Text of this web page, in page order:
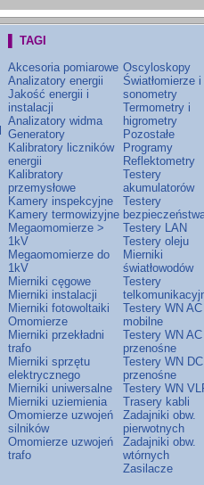
▌ TAGI
Akcesoria pomiarowe
Analizatory energii
Jakość energii i
instalacji
Analizatory widma
Generatory
Kalibratory liczników
energii
Kalibratory
przemysłowe
Kamery inspekcyjne
Kamery termowizyjne
Megaomomierze >
1kV
Megaomomierze do
1kV
Mierniki cęgowe
Mierniki instalacji
Mierniki fotowoltaiki
Omomierze
Mierniki przekładni
trafo
Mierniki sprzętu
elektrycznego
Mierniki uniwersalne
Mierniki uziemienia
Omomierze uzwojeń
silników
Omomierze uzwojeń
trafo
Oscyloskopy
Światłomierze i
sonometry
Termometry i
higrometry
Pozostałe
Programy
Reflektometry
Testery
akumulatorów
Testery
Testery LAN
Testery oleju
Mierniki
światłowodów
Testery
Testery WN AC
mobilne
Testery WN AC
przenośne
Testery WN DC
przenośne
Testery WN
Trasery kabli
Zadajniki obw.
pierwotnych
Zadajniki obw.
wtórnych
Zasilacze